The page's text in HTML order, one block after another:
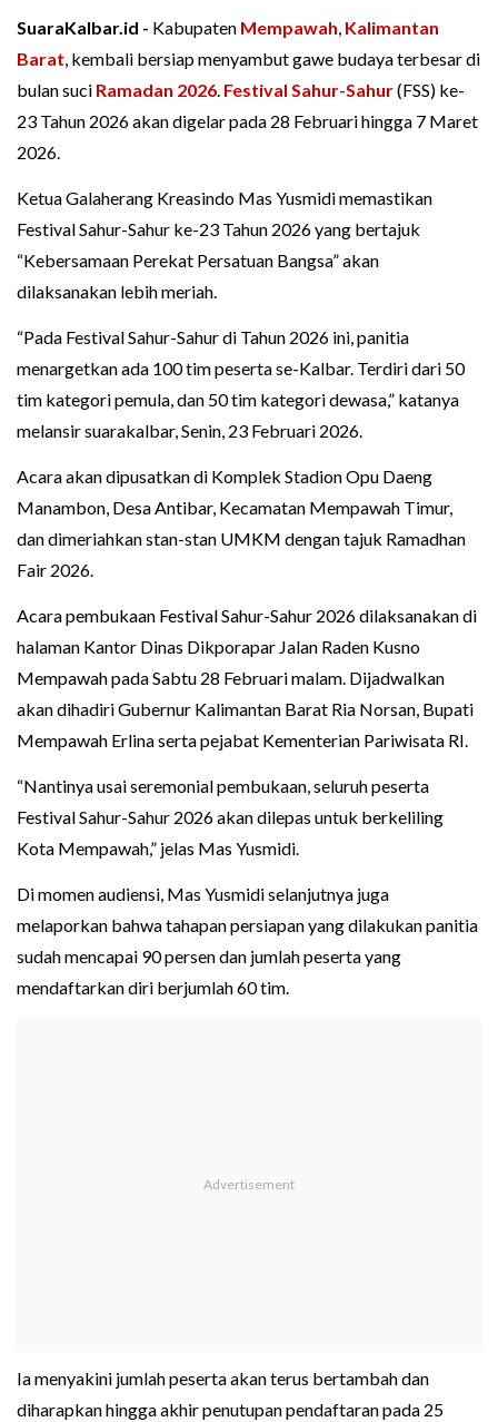
SuaraKalbar.id - Kabupaten Mempawah, Kalimantan
Barat, kembali bersiap menyambut gawe budaya terbesar di
bulan suci Ramadan 2026. Festival Sahur-Sahur(FSS) ke-
23 Tahun 2026 akan digelar pada 28 Februari hingga 7 Maret
2026.
Ketua Galaherang Kreasindo Mas Yusmidi memastikan
Festival Sahur-Sahur ke-23 Tahun 2026 yang bertajuk
“Kebersamaan Perekat Persatuan Bangsa” akan
dilaksanakan lebih meriah.
“Pada Festival Sahur-Sahur di Tahun 2026 ini, panitia
menargetkan ada 100 tim peserta se-Kalbar. Terdiri dari 50
tim kategori pemula, dan 50 tim kategori dewasa,” katanya
melansir suarakalbar, Senin, 23 Februari 2026.
Acara akan dipusatkan di Komplek Stadion Opu Daeng
Manambon, Desa Antibar, Kecamatan Mempawah Timur,
dan dimeriahkan stan-stan UMKM dengan tajuk Ramadhan
Fair 2026.
Acara pembukaan Festival Sahur-Sahur 2026 dilaksanakan di
halaman Kantor Dinas Dikporapar Jalan Raden Kusno
Mempawah pada Sabtu 28 Februari malam. Dijadwalkan
akan dihadiri Gubernur Kalimantan Barat Ria Norsan, Bupati
Mempawah Erlina serta pejabat Kementerian Pariwisata RI.
“Nantinya usai seremonial pembukaan, seluruh peserta
Festival Sahur-Sahur 2026 akan dilepas untuk berkeliling
Kota Mempawah,” jelas Mas Yusmidi.
Di momen audiensi, Mas Yusmidi selanjutnya juga
melaporkan bahwa tahapan persiapan yang dilakukan panitia
sudah mencapai 90 persen dan jumlah peserta yang
mendaftarkan diri berjumlah 60 tim.
Ia menyakini jumlah peserta akan terus bertambah dan
diharapkan hingga akhir penutupan pendaftaran pada 25